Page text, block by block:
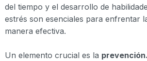
del tiempo y el desarrollo de
estrés son esenciales para enfrentar
manera efectiva.
Un elemento crucial es la prevención.